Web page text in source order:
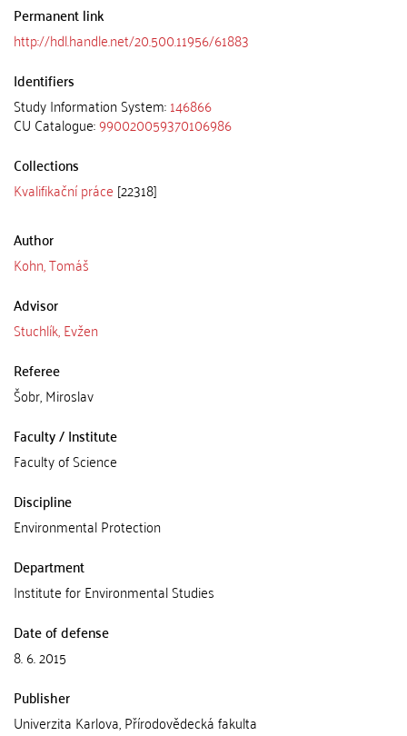
Permanent link
http://hdl.handle.net/20.500.11956/61883
Identifiers
Study Information System:146866
CU Catalogue:990020059370106986
Collections
Kvalifikační práce [22318]
Author
Kohn, Tomáš
Advisor
Stuchlík, Evžen
Referee
Šobr, Miroslav
Faculty / Institute
Faculty of Science
Discipline
Environmental Protection
Department
Institute for Environmental Studies
Date of defense
8. 6. 2015
Publisher
Univerzita Karlova, Přírodovědecká fakulta